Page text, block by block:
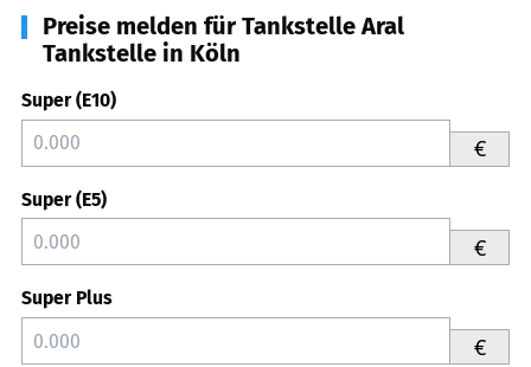
Preise melden für Tankstelle Aral
Tankstelle in Köln
Super (E10)
€
Super (E5)
€
Super Plus
€